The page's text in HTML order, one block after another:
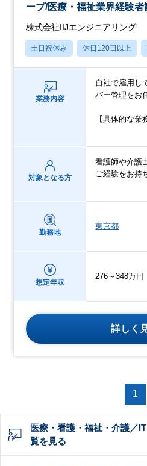
ープ/医療・福祉業界経験者
株式会社IIJエンジニアリング
土日祝休み 休日120日以上
業務内容
自社で雇用し
バー管理をお
【具体的な業
対象となる方
看護師や介護
ご経験をお持
勤務地
東京都
想定年収
276～348万円
詳しく
1
医療・看護・福祉・介護／
覧を見る